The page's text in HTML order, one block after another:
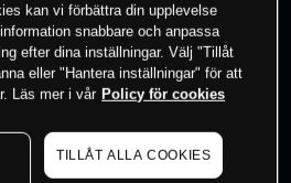
Börja handla
kan vi förbättra din upplevelse
snabbare och anpassa
efter dina inställningar. Välj "Tillåt
eller "Hantera inställningar" för att
Läs mer i vår Policy för cookies
TILLÅT ALLA COOKIES